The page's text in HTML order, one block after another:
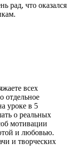
рад, что оказался
всех
отдельное
уроке в 5
о реальных
мотивации
и любовью.
и творческих